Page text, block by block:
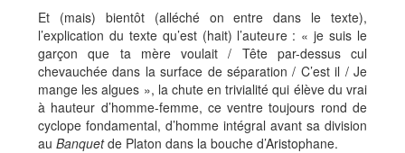
Et (mais) bientôt (alléché on entre dans le texte),
l’explication du texte qu’est (hait) l’auteure : « je suis le
garçon que ta mère voulait / Tête par-dessus cul
chevauchée dans la surface de séparation / C’est il / Je
mange les algues », la chute en trivialité qui élève du vrai
à hauteur d’homme-femme, ce ventre toujours rond de
cyclope fondamental, d’homme intégral avant sa division
au Banquetde Platon dans la bouche d’Aristophane.